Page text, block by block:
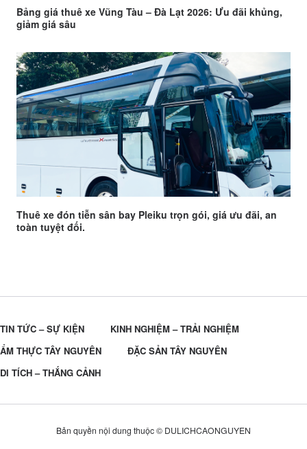
Bảng giá thuê xe Vũng Tàu – Đà Lạt 2026: Ưu đãi khủng,
giảm giá sâu
Thuê xe đón tiễn sân bay Pleiku trọn gói, giá ưu đãi, an
toàn tuyệt đối.
TIN TỨC – SỰ KIỆN
KINH NGHIỆM – TRẢI NGHIỆM
ẨM THỰC TÂY NGUYÊN
ĐẶC SẢN TÂY NGUYÊN
DI TÍCH – THẮNG CẢNH
Bản quyền nội dung thuộc © DULICHCAONGUYEN